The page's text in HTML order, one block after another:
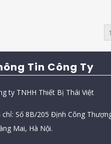
1
Tin Công Ty
ty TNHH Thiết Bị Thái Việt
Số 8B/205 Định Công
Mai, Hà Nội.